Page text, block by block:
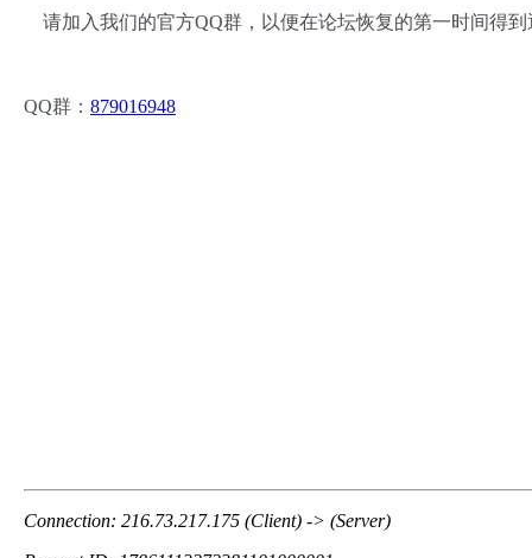
请加入我们的官方QQ群，以便在论坛恢复的第一时间得到
QQ群： 879016948
Connection: 216.73.217.175 (Client) -> (Server)